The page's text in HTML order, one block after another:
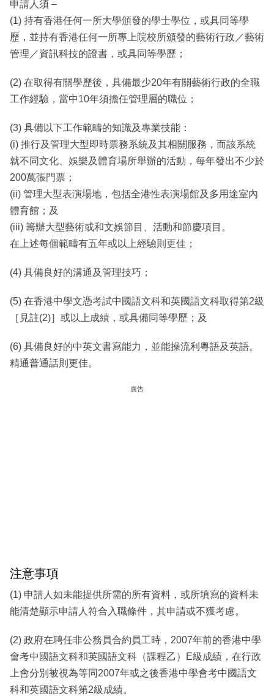
申請人須 –
(1) 持有香港任何一所大學頒發的學士學位，或具同等學
歷，並持有香港任何一所專上院校所頒發的藝術行政／藝術
管理／資訊科技的證書，或具同等學歷；
(2) 在取得有關學歷後，具備最少20年有關藝術行政的全職
工作經驗，當中10年須擔任管理層的職位；
(3) 具備以下工作範疇的知識及專業技能：
(i) 推行及管理大型即時票務系統及其相關服務，而該系統
就不同文化、娛樂及體育場所舉辦的活動，每年發出不少於
200萬張門票；
(ii) 管理大型表演場地，包括全港性表演場館及多用途室內
體育館；及
(iii) 籌辦大型藝術或和文娛節目、活動和節慶項目。
在上述每個範疇有五年或以上經驗則更佳；
(4) 具備良好的溝通及管理技巧；
(5) 在香港中學文憑考試中國語文科和英國語文科取得第2級
［見註(2)］或以上成績，或具備同等學歷；及
(6) 具備良好的中英文書寫能力，並能操流利粵語及英語。
精通普通話則更佳。
廣告
注意事項
(1) 申請人如未能提供所需的所有資料，或所填寫的資料未
能清楚顯示申請人符合入職條件，其申請或不獲考慮。
(2) 政府在聘任非公務員合約員工時，2007年前的香港中學
會考中國語文科和英國語文科（課程乙）E級成績，在行政
上會分別被視為等同2007年或之後香港中學會考中國語文
科和英國語文科第2級成績。